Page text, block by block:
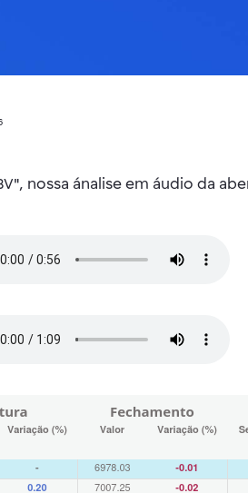
nossa ánalise em áudio da